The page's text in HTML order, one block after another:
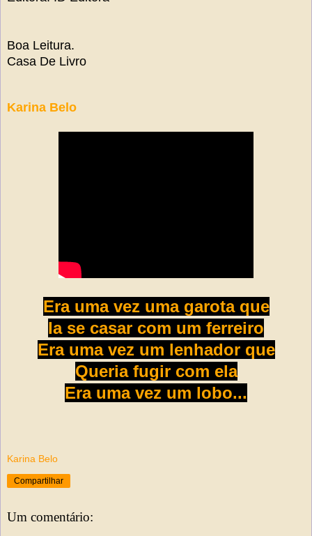
Boa Leitura.
Casa De Livro
Karina Belo
Era uma vez uma garota que
Ia se casar com um ferreiro
Era uma vez um lenhador que
Queria fugir com ela
Era uma vez um lobo...
Karina Belo
Compartilhar
Um comentário: